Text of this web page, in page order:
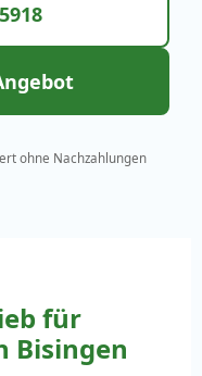
ohne Nachzahlungen
für
Bisingen